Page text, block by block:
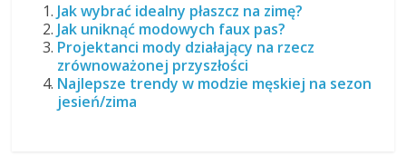
Jak wybrać idealny płaszcz na zimę?
Jak uniknąć modowych faux pas?
Projektanci mody działający na rzecz
zrównoważonej przyszłości
Najlepsze trendy w modzie męskiej na sezon
jesień/zima